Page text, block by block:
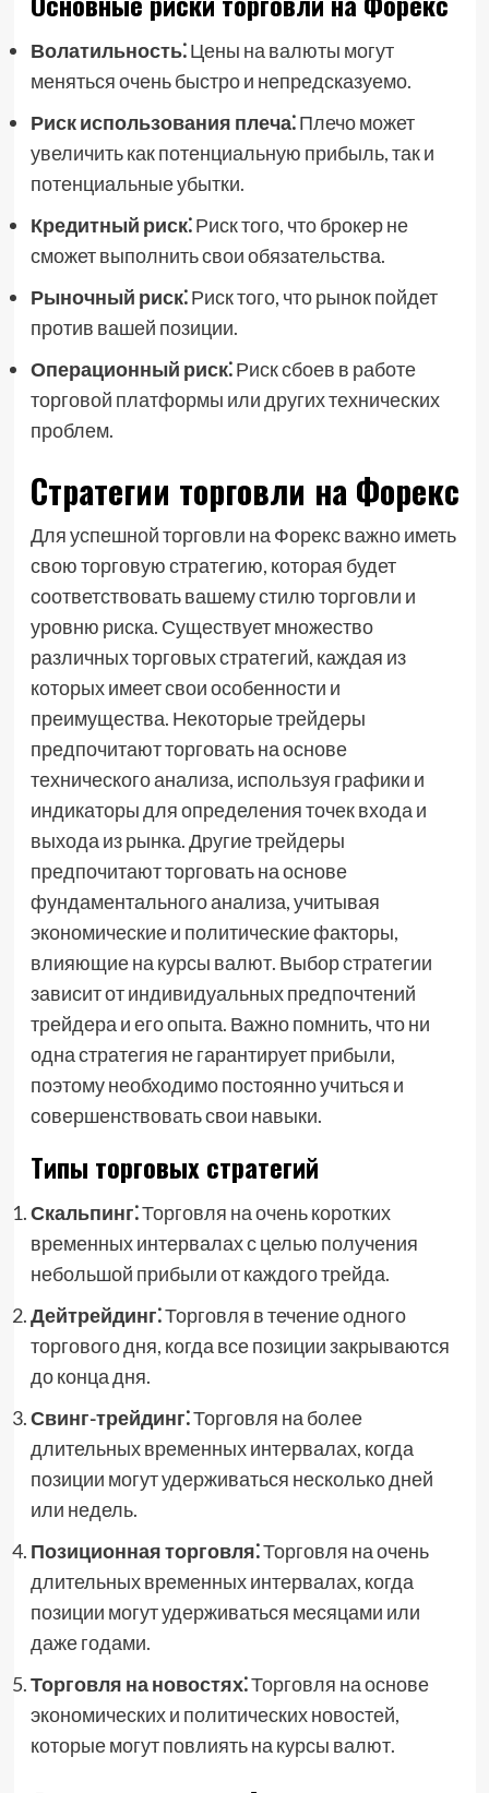
Волатильность⁚Цены на валюты могут
меняться очень быстро и непредсказуемо.
Риск использования плеча⁚Плечо может
увеличить как потенциальную прибыль, так и
потенциальные убытки.
Кредитный риск⁚Риск того, что брокер не
сможет выполнить свои обязательства.
Рыночный риск⁚Риск того, что рынок пойдет
против вашей позиции.
Операционный риск⁚Риск сбоев в работе
торговой платформы или других технических
проблем.
Стратегии торговли на Форекс
Для успешной торговли на Форекс важно иметь
свою торговую стратегию, которая будет
соответствовать вашему стилю торговли и
уровню риска. Существует множество
различных торговых стратегий, каждая из
которых имеет свои особенности и
преимущества. Некоторые трейдеры
предпочитают торговать на основе
технического анализа, используя графики и
индикаторы для определения точек входа и
выхода из рынка. Другие трейдеры
предпочитают торговать на основе
фундаментального анализа, учитывая
экономические и политические факторы,
влияющие на курсы валют. Выбор стратегии
зависит от индивидуальных предпочтений
трейдера и его опыта. Важно помнить, что ни
одна стратегия не гарантирует прибыли,
поэтому необходимо постоянно учиться и
совершенствовать свои навыки.
Типы торговых стратегий
Скальпинг⁚Торговля на очень коротких
временных интервалах с целью получения
небольшой прибыли от каждого трейда.
Дейтрейдинг⁚Торговля в течение одного
торгового дня, когда все позиции закрываются
до конца дня.
Свинг-трейдинг⁚Торговля на более
длительных временных интервалах, когда
позиции могут удерживаться несколько дней
или недель.
Позиционная торговля⁚Торговля на очень
длительных временных интервалах, когда
позиции могут удерживаться месяцами или
даже годами.
Торговля на новостях⁚Торговля на основе
экономических и политических новостей,
которые могут повлиять на курсы валют.